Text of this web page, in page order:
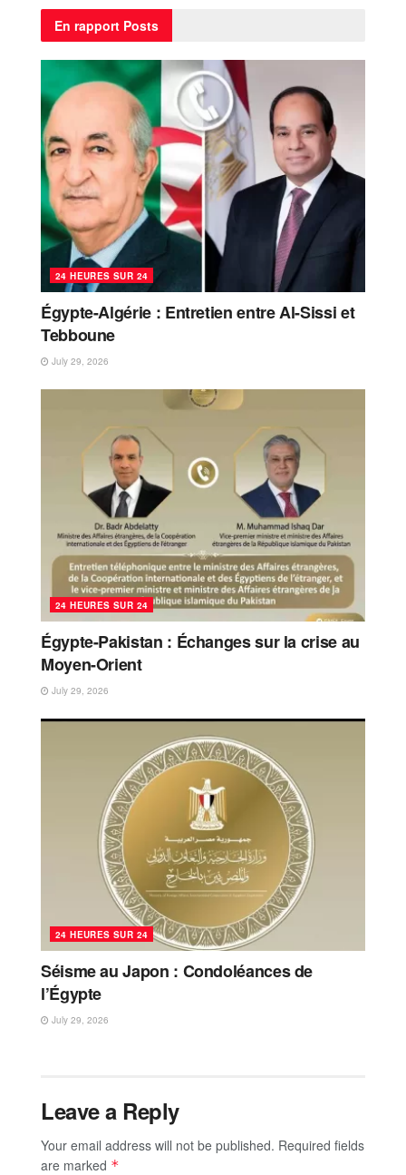
En rapport Posts
24 HEURES SUR 24
Égypte-Algérie : Entretien entre Al-Sissi et
Tebboune
July 29, 2026
24 HEURES SUR 24
Égypte-Pakistan : Échanges sur la crise au
Moyen-Orient
July 29, 2026
24 HEURES SUR 24
Séisme au Japon : Condoléances de
l’Égypte
July 29, 2026
Leave a Reply
Your email address will not be published. Required fields
are marked *